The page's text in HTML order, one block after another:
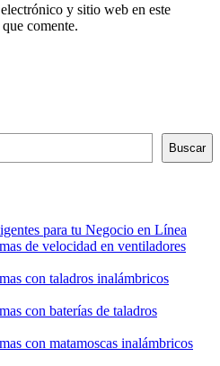
y sitio web en este
comente.
Buscar
para tu Negocio en Línea
de velocidad en ventiladores
con taladros inalámbricos
con baterías de taladros
con matamoscas inalámbricos